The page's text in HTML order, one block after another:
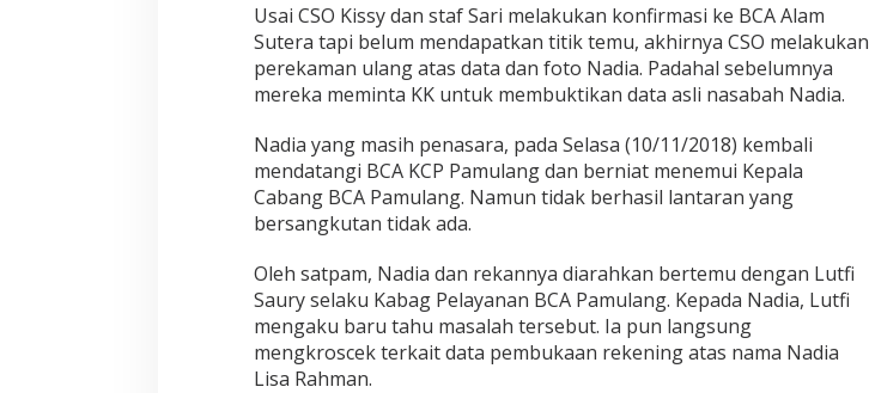
Usai CSO Kissy dan staf Sari melakukan konfirmasi ke BCA Alam
Sutera tapi belum mendapatkan titik temu, akhirnya CSO melakukan
perekaman ulang atas data dan foto Nadia. Padahal sebelumnya
mereka meminta KK untuk membuktikan data asli nasabah Nadia.
Nadia yang masih penasara, pada Selasa (10/11/2018) kembali
mendatangi BCA KCP Pamulang dan berniat menemui Kepala
Cabang BCA Pamulang. Namun tidak berhasil lantaran yang
bersangkutan tidak ada.
Oleh satpam, Nadia dan rekannya diarahkan bertemu dengan Lutfi
Saury selaku Kabag Pelayanan BCA Pamulang. Kepada Nadia, Lutfi
mengaku baru tahu masalah tersebut. Ia pun langsung
mengkroscek terkait data pembukaan rekening atas nama Nadia
Lisa Rahman.